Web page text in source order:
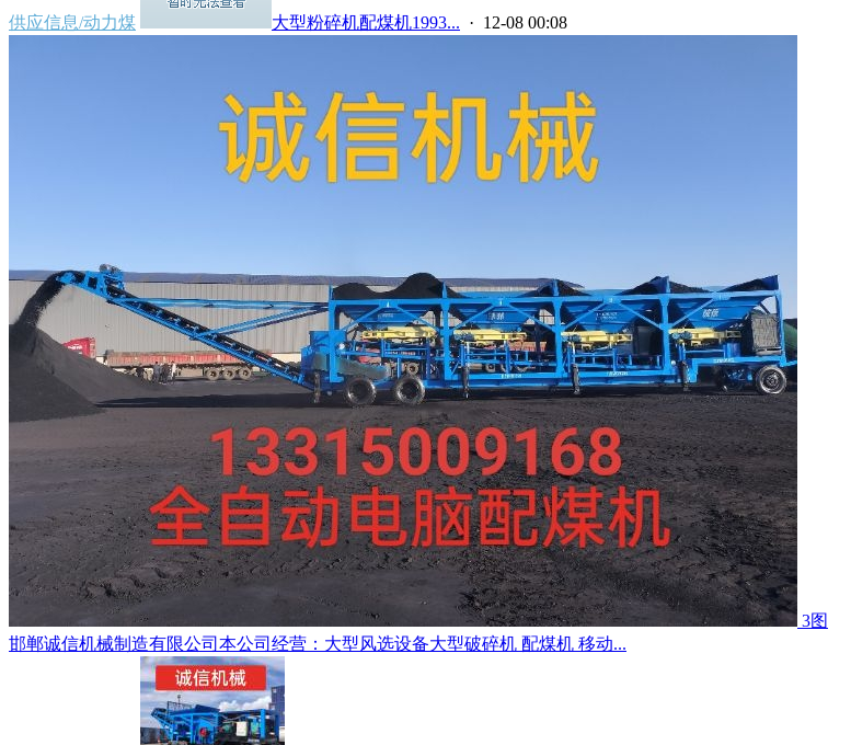
供应信息/动力煤 大型粉碎机配煤机1993... · 12-08 00:08
3图
邯郸诚信机械制造有限公司本公司经营：大型风选设备大型破碎机 配煤机 移动...